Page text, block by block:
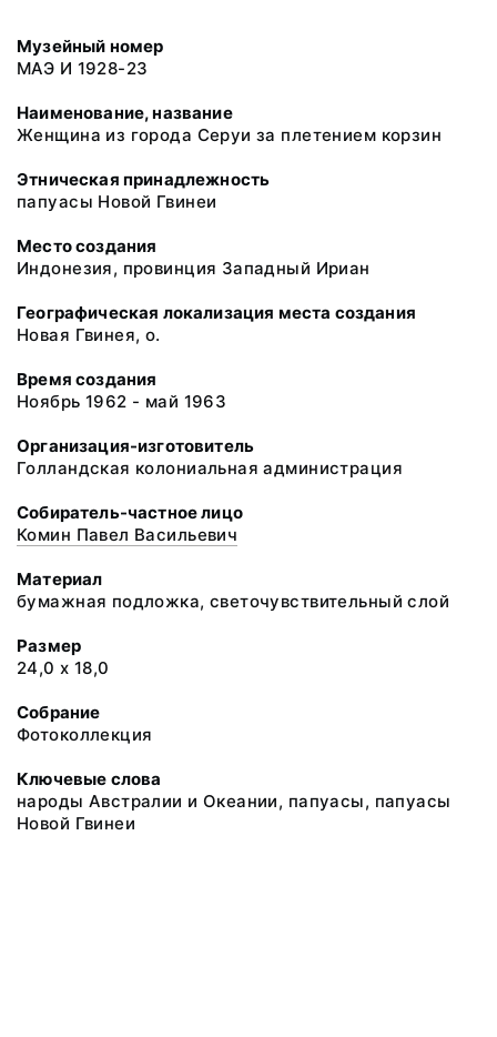
Музейный номер
МАЭ И 1928-23
Наименование, название
Женщина из города Серуи за плетением корзин
Этническая принадлежность
папуасы Новой Гвинеи
Место создания
Индонезия, провинция Западный Ириан
Географическая локализация места создания
Новая Гвинея, о.
Время создания
Ноябрь 1962 - май 1963
Организация-изготовитель
Голландская колониальная администрация
Собиратель-частное лицо
Комин Павел Васильевич
Материал
бумажная подложка, светочувствительный слой
Размер
24,0 х 18,0
Собрание
Фотоколлекция
Ключевые слова
народы Австралии и Океании, папуасы, папуасы
Новой Гвинеи